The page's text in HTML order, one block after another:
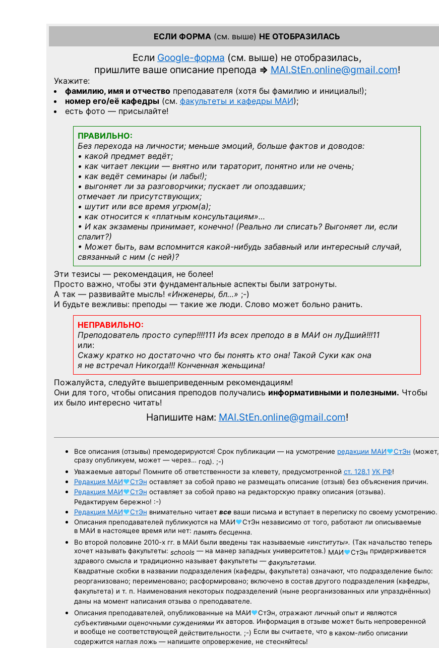
ЕСЛИ ФОРМА (см. выше) НЕ ОТОБРАЗИЛАСЬ
Если Google-форма (см. выше) не отобразилась,
пришлите ваше описание препода => MAI.StEn.online@gmail.com!
Укажите:
фамилию, имя и отчествопреподавателя (хотя бы фамилию и инициалы!);
номер его/её кафедры(см. факультеты и кафедры МАИ);
есть фото — присылайте!
ПРАВИЛЬНО:
Без перехода на личности; меньше эмоций, больше фактов и доводов:
• какой предмет ведёт;
• как читает лекции — внятно или тараторит, понятно или не очень;
• как ведёт семинары (и лабы!);
• выгоняет ли за разговорчики; пускает ли опоздавших;
отмечает ли присутствующих;
• шутит или все время угрюм(а);
• как относится к «платным консультациям»…
• И как экзамены принимает, конечно! (Реально ли списать? Выгоняет ли, если
спалит?)
• Может быть, вам вспомнится какой-нибудь забавный или интересный случай,
связанный с ним (с ней)?
Эти тезисы — рекомендация, не более!
Просто важно, чтобы эти фундаментальные аспекты были затронуты.
А так — развивайте мысль! «Инженеры, бл…» ;-)
И будьте вежливы: преподы — такие же люди. Слово может больно ранить.
НЕПРАВИЛЬНО:
Преподователь просто супер!!!!111 Из всех преподо в в МАИ он луДший!!!11
или:
Скажу кратко но достаточно что бы понять кто она! Такой Суки как она
я не встречал Никогда!!! Конченная женьщина!
Пожалуйста, следуйте вышеприведенным рекомендациям!
Они для того, чтобы описания преподов получались информативными и полезными. Чтобы
их было интересно читать!
Напишите нам: MAI.StEn.online@gmail.com!
Все описания (отзывы) премодерируются! Срок публикации — на усмотрение редакции МАИ♥СтЭн (может,
сразу опубликуем, может — через… год). ;-)
Уважаемые авторы! Помните об ответственности за клевету, предусмотренной ст. 128.1 УК РФ!
Редакция МАИ♥СтЭн оставляет за собой право не размещать описание (отзыв) без объяснения причин.
Редакция МАИ♥СтЭн оставляет за собой право на редакторскую правку описания (отзыва).
Редактируем бережно! :-)
Редакция МАИ♥СтЭн внимательно читает всеваши письма и вступает в переписку по своему усмотрению.
Описания преподавателей публикуются на МАИ♥СтЭн независимо от того, работают ли описываемые
в МАИ в настоящее время или нет: память бесценна.
Во второй половине 2010-х гг. в МАИ были введены так называемые «институты». (Так начальство теперь
хочет называть факультеты: schools— на манер западных университетов.) МАИ♥СтЭн придерживается
здравого смысла и традиционно называет факультеты —факультетами.
Квадратные скобки в названии подразделения (кафедры, факультета) означают, что подразделение было:
реорганизовано; переименовано; расформировано; включено в состав другого подразделения (кафедры,
факультета) и т. п. Наименования некоторых подразделений (ныне реорганизованных или упразднённых)
даны на момент написания отзыва о преподавателе.
Описания преподавателей, опубликованные на МАИ♥СтЭн, отражают личныйопыт и являются
субъективными оценочными суждениямиих авторов. Информация в отзыве может быть непроверенной
и вообще не соответствующей действительности. ;-) Если вы считаете, что в каком-либо описании
содержится наглая ложь — напишите опровержение, не стесняйтесь!